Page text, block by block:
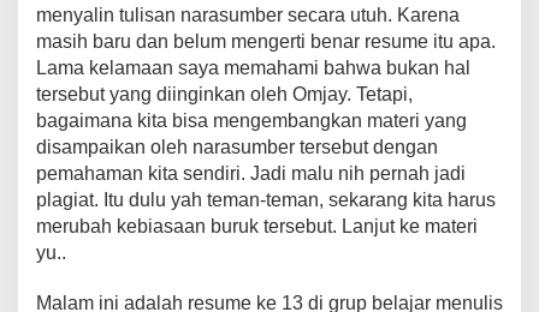
menyalin tulisan narasumber secara utuh. Karena
masih baru dan belum mengerti benar resume itu apa.
Lama kelamaan saya memahami bahwa bukan hal
tersebut yang diinginkan oleh Omjay. Tetapi,
bagaimana kita bisa mengembangkan materi yang
disampaikan oleh narasumber tersebut dengan
pemahaman kita sendiri. Jadi malu nih pernah jadi
plagiat. Itu dulu yah teman-teman, sekarang kita harus
merubah kebiasaan buruk tersebut. Lanjut ke materi
yu..
Malam ini adalah resume ke 13 di grup belajar menulis